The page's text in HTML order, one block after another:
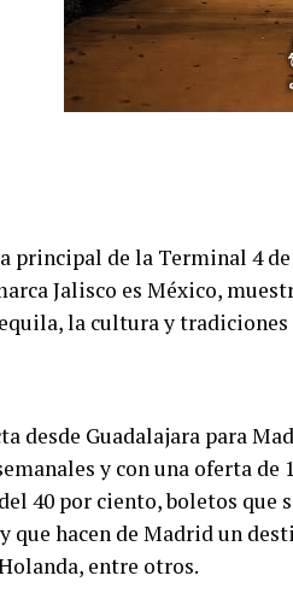
principal de la Terminal 4
Jalisco es México,
la cultura y tradiciones
desde Guadalajara para
y con una oferta
40 por ciento, boletos que
que hacen de Madrid un
entre otros.